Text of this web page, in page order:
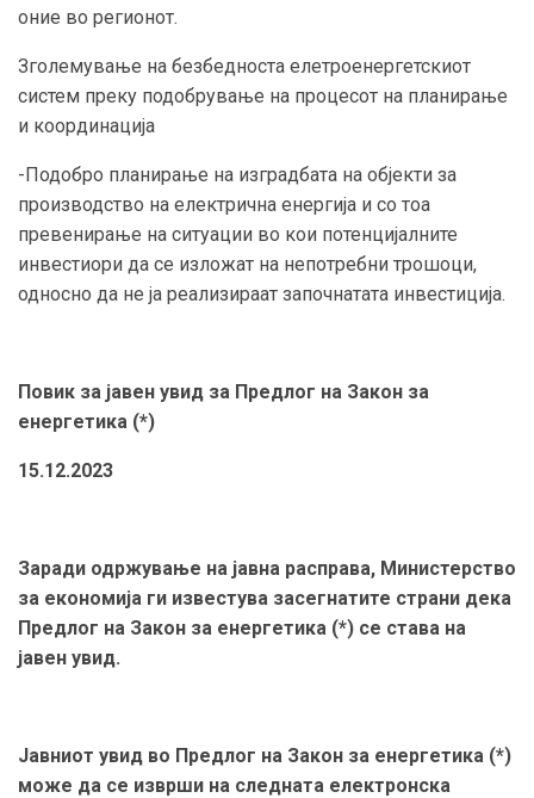
оние во регионот.
Зголемување на безбедноста елетроенергетскиот
систем преку подобрување на процесот на планирање
и координација
-Подобро планирање на изградбата на објекти за
производство на електрична енергија и со тоа
превенирање на ситуации во кои потенцијалните
инвестиори да се изложат на непотребни трошоци,
односно да не ја реализираат започнатата инвестиција.
Повик за јавен увид за Предлог на Закон за
енергетика (*)
15.12.2023
Заради одржување на јавна расправа, Министерство
за економија ги известува засегнатите страни дека
Предлог на Закон за енергетика (*) се става на
јавен увид.
Јавниот увид во Предлог на Закон за енергетика (*)
може да се изврши на следната електронска